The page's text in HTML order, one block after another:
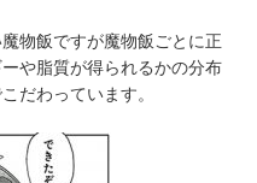
物飯ですが魔物飯ごとに正
や脂質が得られるかの分布
だわっています。